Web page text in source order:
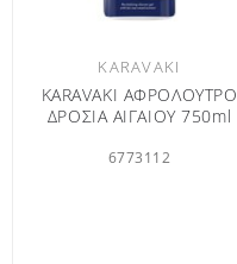
KARAVAKI
KARAVAKI ΑΦΡΟΛΟΥΤΡΟ
ΔΡΟΣΙΑ ΑΙΓΑΙΟΥ 750ml
6773112